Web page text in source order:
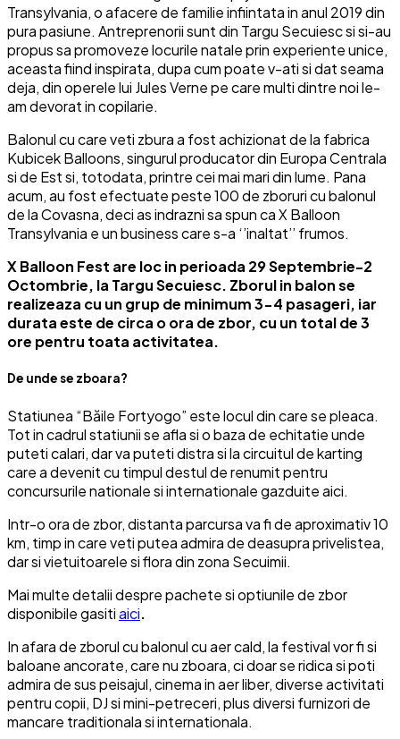
Transylvania, o afacere de familie infiintata in anul 2019 din
pura pasiune. Antreprenorii sunt din Targu Secuiesc si si-au
propus sa promoveze locurile natale prin experiente unice,
aceasta fiind inspirata, dupa cum poate v-ati si dat seama
deja, din operele lui Jules Verne pe care multi dintre noi le-
am devorat in copilarie.
Balonul cu care veti zbura a fost achizionat de la fabrica
Kubicek Balloons, singurul producator din Europa Centrala
si de Est si, totodata, printre cei mai mari din lume. Pana
acum, au fost efectuate peste 100 de zboruri cu balonul
de la Covasna, deci as indrazni sa spun ca X Balloon
Transylvania e un business care s-a ‘’inaltat’’ frumos.
X Balloon Fest are loc in perioada 29 Septembrie-2
Octombrie, la Targu Secuiesc. Zborul in balon se
realizeaza cu un grup de minimum 3-4 pasageri, iar
durata este de circa o ora de zbor, cu un total de 3
ore pentru toata activitatea.
De unde se zboara?
Statiunea “Băile Fortyogo” este locul din care se pleaca.
Tot in cadrul statiunii se afla si o baza de echitatie unde
puteti calari, dar va puteti distra si la circuitul de karting
care a devenit cu timpul destul de renumit pentru
concursurile nationale si internationale gazduite aici.
Intr-o ora de zbor, distanta parcursa va fi de aproximativ 10
km, timp in care veti putea admira de deasupra privelistea,
dar si vietuitoarele si flora din zona Secuimii.
Mai multe detalii despre pachete si optiunile de zbor
disponibile gasitiaici.
In afara de zborul cu balonul cu aer cald, la festival vor fi si
baloane ancorate, care nu zboara, ci doar se ridica si poti
admira de sus peisajul, cinema in aer liber, diverse activitati
pentru copii, DJ si mini-petreceri, plus diversi furnizori de
mancare traditionala si internationala.